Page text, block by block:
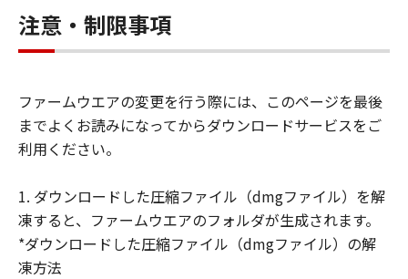
き、キヤノンおよびキヤノンのライセンサ
ーのいかなる知的財産権も、明示たると黙
示たるとを問わず、「本契約」によってお
りません。
(3) 「許諾ソフトウェア」には、オープン
ソースソフトウェアが含まれております。
ては、「本契約」のいかなる規定にもかか
わらず、キヤノンのデジタルカメラ製品の
オンラインマニュアルまたは機種仕様が記
注意・制限事項
ファームウエアの変更を行う際には、このページを最後
までよくお読みになってからダウンロードサービスをご
利用ください。
1. ダウンロードした圧縮ファイル（dmgファイル）を解
凍すると、ファームウエアのフォルダが生成されます。
*ダウンロードした圧縮ファイル（dmgファイル）の解
凍方法